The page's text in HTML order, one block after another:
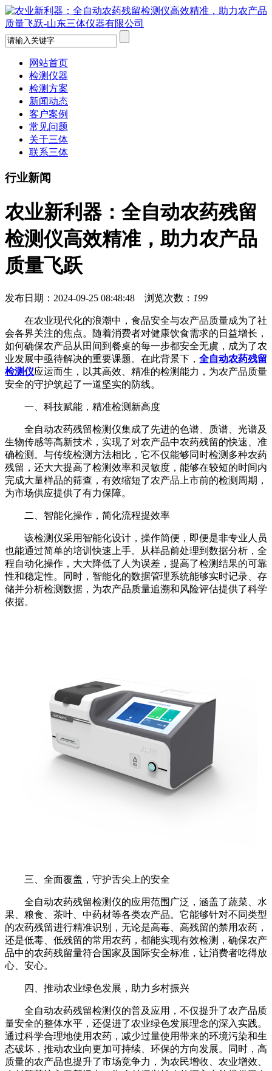
网站首页
检测仪器
检测方案
新闻动态
客户案例
常见问题
关于三体
联系三体
行业新闻
农业新利器：全自动农药残留
检测仪高效精准，助力农产品
质量飞跃
发布日期：2024-09-25 08:48:48 浏览次数： 199
在农业现代化的浪潮中，食品安全与农产品质量成为了社
会各界关注的焦点。随着消费者对健康饮食需求的日益增长，
如何确保农产品从田间到餐桌的每一步都安全无虞，成为了农
业发展中亟待解决的重要课题。在此背景下， 全自动农药残留
检测仪应运而生，以其高效、精准的检测能力，为农产品质量
安全的守护筑起了一道坚实的防线。
一、科技赋能，精准检测新高度
全自动农药残留检测仪集成了先进的色谱、质谱、光谱及
生物传感等高新技术，实现了对农产品中农药残留的快速、准
确检测。与传统检测方法相比，它不仅能够同时检测多种农药
残留，还大大提高了检测效率和灵敏度，能够在较短的时间内
完成大量样品的筛查，有效缩短了农产品上市前的检测周期，
为市场供应提供了有力保障。
二、智能化操作，简化流程提效率
该检测仪采用智能化设计，操作简便，即便是非专业人员
也能通过简单的培训快速上手。从样品前处理到数据分析，全
程自动化操作，大大降低了人为误差，提高了检测结果的可靠
性和稳定性。同时，智能化的数据管理系统能够实时记录、存
储并分析检测数据，为农产品质量追溯和风险评估提供了科学
依据。
三、全面覆盖，守护舌尖上的安全
全自动农药残留检测仪的应用范围广泛，涵盖了蔬菜、水
果、粮食、茶叶、中药材等各类农产品。它能够针对不同类型
的农药残留进行精准识别，无论是高毒、高残留的禁用农药，
还是低毒、低残留的常用农药，都能实现有效检测，确保农产
品中的农药残留量符合国家及国际安全标准，让消费者吃得放
心、安心。
四、推动农业绿色发展，助力乡村振兴
全自动农药残留检测仪的普及应用，不仅提升了农产品质
量安全的整体水平，还促进了农业绿色发展理念的深入实践。
通过科学合理地使用农药，减少过量使用带来的环境污染和生
态破坏，推动农业向更加可持续、环保的方向发展。同时，高
质量的农产品也提升了市场竞争力，为农民增收、农业增效、